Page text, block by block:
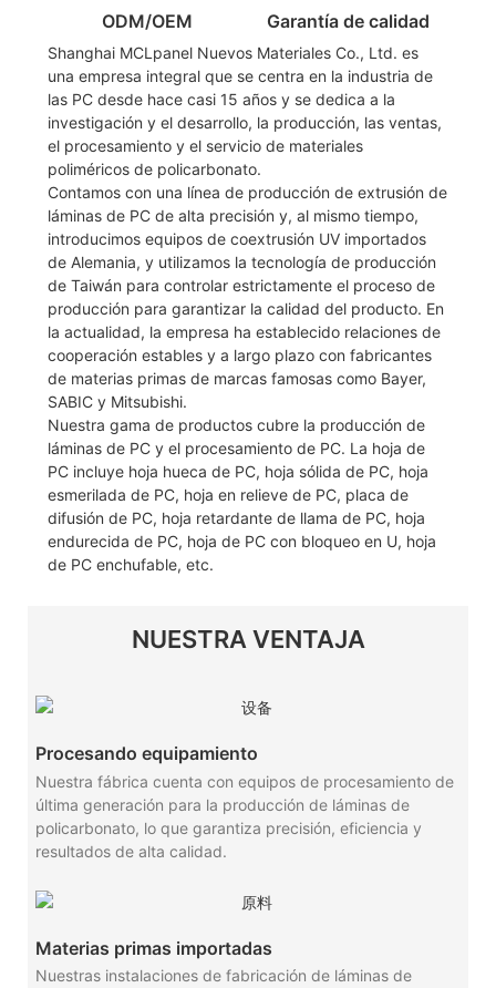
ODM/OEM Garantía de calidad
Shanghai MCLpanel Nuevos Materiales Co., Ltd. es
una empresa integral que se centra en la industria de
las PC desde hace casi 15 años y se dedica a la
investigación y el desarrollo, la producción, las ventas,
el procesamiento y el servicio de materiales
poliméricos de policarbonato.
Contamos con una línea de producción de extrusión de
láminas de PC de alta precisión y, al mismo tiempo,
introducimos equipos de coextrusión UV importados
de Alemania, y utilizamos la tecnología de producción
de Taiwán para controlar estrictamente el proceso de
producción para garantizar la calidad del producto. En
la actualidad, la empresa ha establecido relaciones de
cooperación estables y a largo plazo con fabricantes
de materias primas de marcas famosas como Bayer,
SABIC y Mitsubishi.
Nuestra gama de productos cubre la producción de
láminas de PC y el procesamiento de PC. La hoja de
PC incluye hoja hueca de PC, hoja sólida de PC, hoja
esmerilada de PC, hoja en relieve de PC, placa de
difusión de PC, hoja retardante de llama de PC, hoja
endurecida de PC, hoja de PC con bloqueo en U, hoja
de PC enchufable, etc.
NUESTRA VENTAJA
Procesando equipamiento
Nuestra fábrica cuenta con equipos de procesamiento de
última generación para la producción de láminas de
policarbonato, lo que garantiza precisión, eficiencia y
resultados de alta calidad.
Materias primas importadas
Nuestras instalaciones de fabricación de láminas de